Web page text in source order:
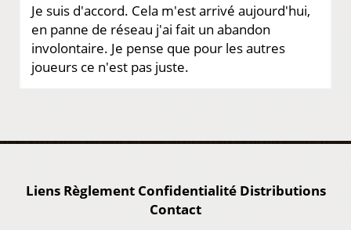
Je suis d'accord. Cela m'est arrivé aujourd'hui,
en panne de réseau j'ai fait un abandon
involontaire. Je pense que pour les autres
joueurs ce n'est pas juste.
Liens Règlement Confidentialité Distributions
Contact